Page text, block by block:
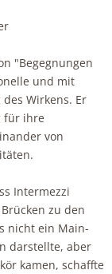
"Begegnungen
und mit
Wirkens. Er
für ihre
von
Intermezzi
zu den
nicht ein Main-
darstellte, aber
kamen, schaffte